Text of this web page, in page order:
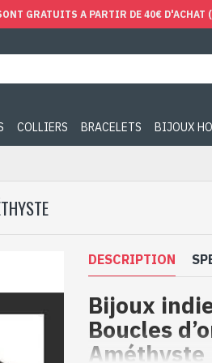
GRATUITS A PARTIR DE 40€
COLLIERS BRACELETS BIJOUX
DESCRIPTION
Bijoux
Boucles
Améthyste